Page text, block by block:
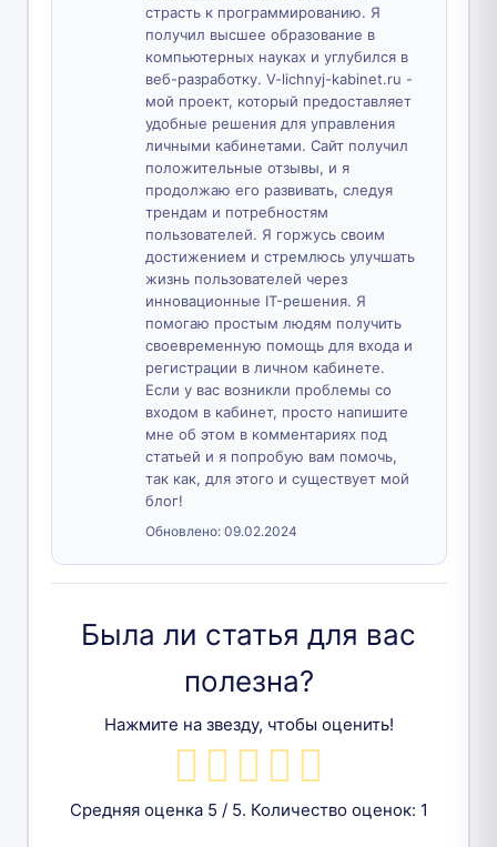
страсть к программированию. Я
получил высшее образование в
компьютерных науках и углубился в
веб-разработку. V-lichnyj-kabinet.ru -
мой проект, который предоставляет
удобные решения для управления
личными кабинетами. Сайт получил
положительные отзывы, и я
продолжаю его развивать, следуя
трендам и потребностям
пользователей. Я горжусь своим
достижением и стремлюсь улучшать
жизнь пользователей через
инновационные IT-решения. Я
помогаю простым людям получить
своевременную помощь для входа и
регистрации в личном кабинете.
Если у вас возникли проблемы со
входом в кабинет, просто напишите
мне об этом в комментариях под
статьей и я попробую вам помочь,
так как, для этого и существует мой
блог!
Обновлено: 09.02.2024
Была ли статья для вас
полезна?
Нажмите на звезду, чтобы оценить!
Средняя оценка 5 / 5. Количество оценок: 1